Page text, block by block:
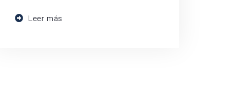
Leer más